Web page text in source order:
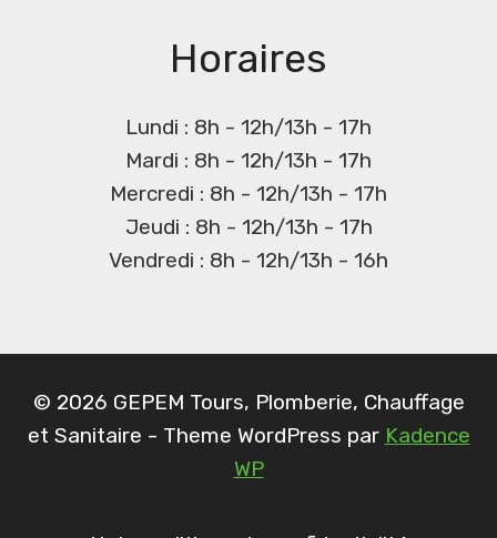
Horaires
Lundi : 8h - 12h/13h - 17h
Mardi : 8h - 12h/13h - 17h
Mercredi : 8h - 12h/13h - 17h
Jeudi : 8h - 12h/13h - 17h
Vendredi : 8h - 12h/13h - 16h
© 2026 GEPEM Tours, Plomberie, Chauffage
et Sanitaire - Theme WordPress par Kadence
WP